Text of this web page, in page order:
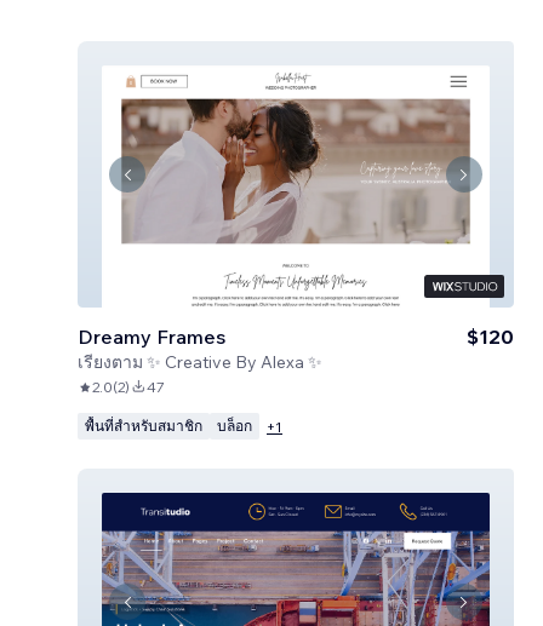
Dreamy Frames
เรียงตาม ✨ Creative By Alexa ✨
$120
2.0(2) 47
พื้นที่สำหรับสมาชิก บล็อก +1